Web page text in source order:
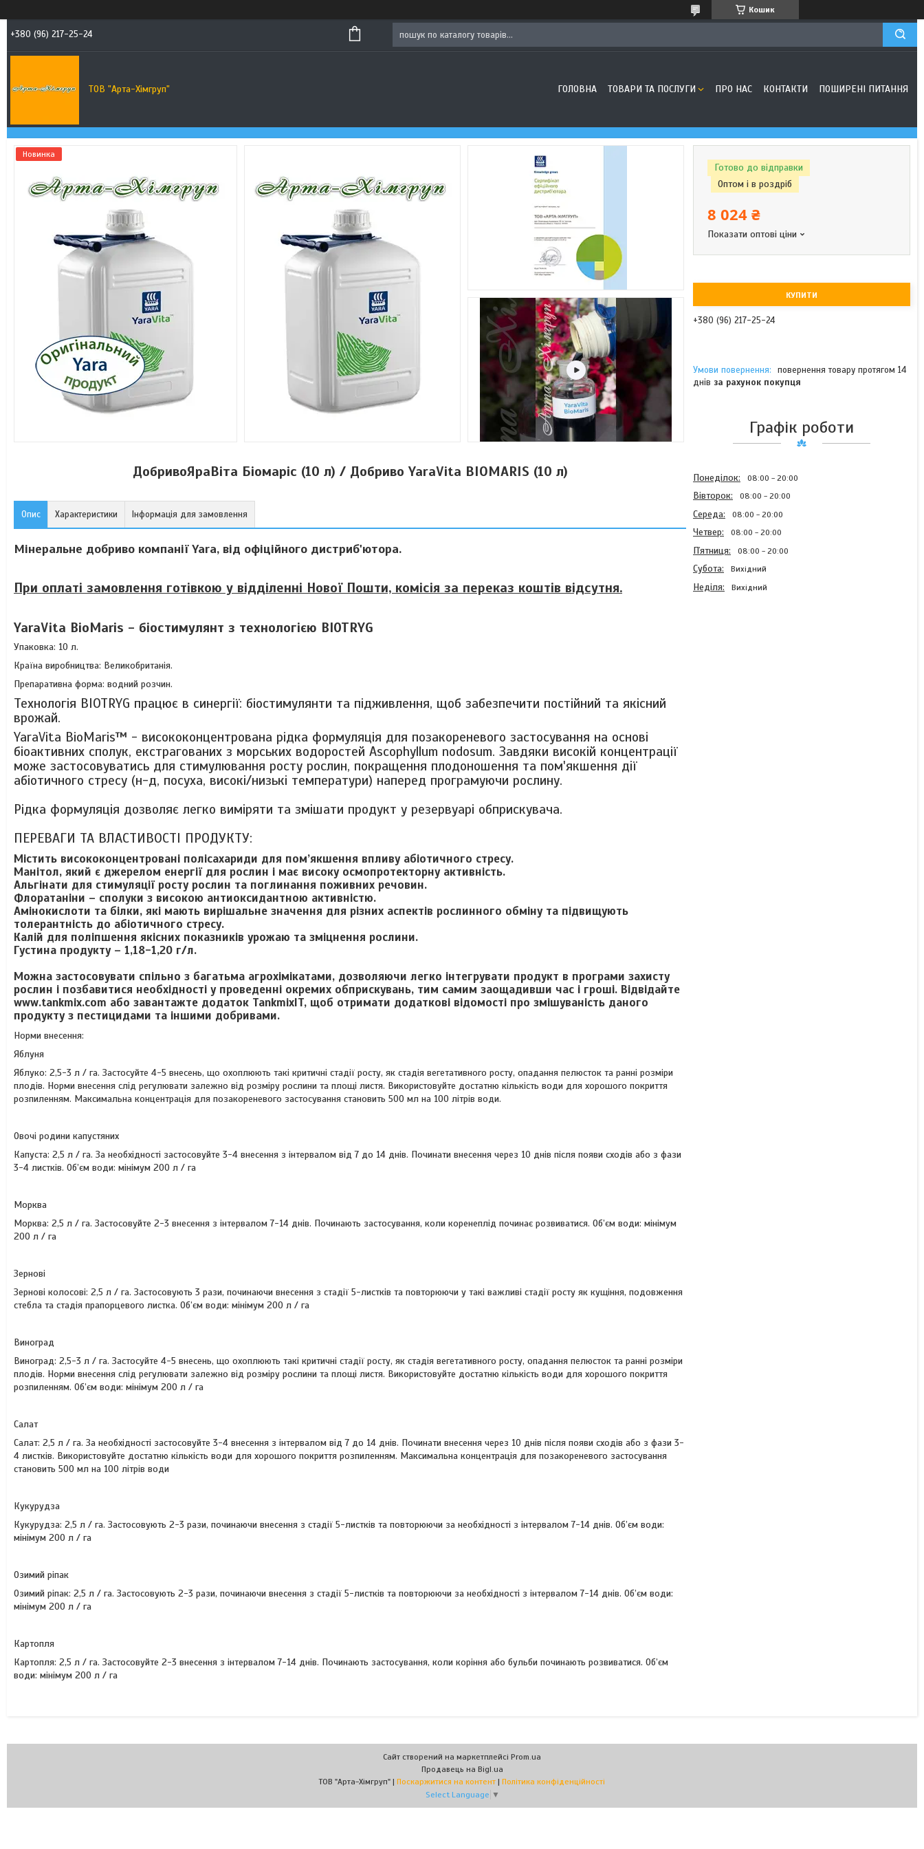
Кошик
+380 (96) 217-25-24
ТОВ "Арта-Хімгруп" ГОЛОВНА ТОВАРИ ТА ПОСЛУГИ ПРО НАС КОНТАКТИ ПОШИРЕНІ ПИТАННЯ
Новинка
ДобривоЯраВіта Біомаріс (10 л) / Добриво YaraVita BIOMARIS (10 л)
Опис Характеристики Інформація для замовлення
Мінеральне добриво компанії Yara, від офіційного дистриб'ютора.
При оплаті замовлення готівкою у відділенні Нової Пошти, комісія за переказ коштів відсутня.
YaraVita BioMaris - біостимулянт з технологією BIOTRYG
Упаковка: 10 л.
Країна виробництва: Великобританія.
Препаративна форма: водний розчин.
Технологія BIOTRYG працює в синергії: біостимулянти та підживлення, щоб забезпечити постійний та якісний
врожай.
YaraVita BioMaris™ - висококонцентрована рідка формуляція для позакореневого застосування на основі
біоактивних сполук, екстрагованих з морських водоростей Ascophyllum nodosum. Завдяки високій концентрації
може застосовуватись для стимулювання росту рослин, покращення плодоношення та пом'якшення дії
абіотичного стресу (н-д, посуха, високі/низькі температури) наперед програмуючи рослину.
Рідка формуляція дозволяє легко виміряти та змішати продукт у резервуарі обприскувача.
ПЕРЕВАГИ ТА ВЛАСТИВОСТІ ПРОДУКТУ:
Містить висококонцентровані полісахариди для пом’якшення впливу абіотичного стресу.
Манітол, який є джерелом енергії для рослин і має високу осмопротекторну активність.
Альгінати для стимуляції росту рослин та поглинання поживних речовин.
Флоратаніни – сполуки з високою антиоксидантною активністю.
Амінокислоти та білки, які мають вирішальне значення для різних аспектів рослинного обміну та підвищують
толерантність до абіотичного стресу.
Калій для поліпшення якісних показників урожаю та зміцнення рослини.
Густина продукту – 1,18-1,20 г/л.
Можна застосовувати спільно з багатьма агрохімікатами, дозволяючи легко інтегрувати продукт в програми захисту
рослин і позбавитися необхідності у проведенні окремих обприскувань, тим самим заощадивши час і гроші. Відвідайте
www.tankmix.com або завантажте додаток TankmixIT, щоб отримати додаткові відомості про змішуваність даного
продукту з пестицидами та іншими добривами.
Норми внесення:
Яблуня
Яблуко: 2,5-3 л / га. Застосуйте 4-5 внесень, що охоплюють такі критичні стадії росту, як стадія вегетативного росту, опадання пелюсток та ранні розміри
плодів. Норми внесення слід регулювати залежно від розміру рослини та площі листя. Використовуйте достатню кількість води для хорошого покриття
розпиленням. Максимальна концентрація для позакореневого застосування становить 500 мл на 100 літрів води.
Овочі родини капустяних
Капуста: 2,5 л / га. За необхідності застосовуйте 3-4 внесення з інтервалом від 7 до 14 днів. Починати внесення через 10 днів після появи сходів або з фази
3-4 листків. Об’єм води: мінімум 200 л / га
Морква
Морква: 2,5 л / га. Застосовуйте 2-3 внесення з інтервалом 7-14 днів. Починають застосування, коли коренеплід починає розвиватися. Об’єм води: мінімум
200 л / га
Зернові
Зернові колосові: 2,5 л / га. Застосовують 3 рази, починаючи внесення з стадії 5-листків та повторюючи у такі важливі стадії росту як кущіння, подовження
стебла та стадія прапорцевого листка. Об’єм води: мінімум 200 л / га
Виноград
Виноград: 2,5-3 л / га. Застосуйте 4-5 внесень, що охоплюють такі критичні стадії росту, як стадія вегетативного росту, опадання пелюсток та ранні розміри
плодів. Норми внесення слід регулювати залежно від розміру рослини та площі листя. Використовуйте достатню кількість води для хорошого покриття
розпиленням. Об’єм води: мінімум 200 л / га
Салат
Салат: 2,5 л / га. За необхідності застосовуйте 3-4 внесення з інтервалом від 7 до 14 днів. Починати внесення через 10 днів після появи сходів або з фази 3-
4 листків. Використовуйте достатню кількість води для хорошого покриття розпиленням. Максимальна концентрація для позакореневого застосування
становить 500 мл на 100 літрів води
Кукурудза
Кукурудза: 2,5 л / га. Застосовують 2-3 рази, починаючи внесення з стадії 5-листків та повторюючи за необхідності з інтервалом 7-14 днів. Об’єм води:
мінімум 200 л / га
Озимий ріпак
Озимий ріпак: 2,5 л / га. Застосовують 2-3 рази, починаючи внесення з стадії 5-листків та повторюючи за необхідності з інтервалом 7-14 днів. Об’єм води:
мінімум 200 л / га
Картопля
Картопля: 2,5 л / га. Застосовуйте 2-3 внесення з інтервалом 7-14 днів. Починають застосування, коли коріння або бульби починають розвиватися. Об’єм
води: мінімум 200 л / га
Готово до відправки
Оптом і в роздріб
8 024 ₴
Показати оптові ціни
КУПИТИ
+380 (96) 217-25-24
повернення товару протягом 14
днів за рахунок покупця
Графік роботи
Понеділок 08:00 20:00
Вівторок 08:00 20:00
Середа 08:00 20:00
Четвер 08:00 20:00
Пʼятниця 08:00 20:00
Субота Вихідний
Неділя Вихідний
Сайт створений на маркетплейсі Prom.ua
Продавець на Bigl.ua
ТОВ "Арта-Хімгруп" | Поскаржитися на контент | Політика конфіденційності
Select Language ▼